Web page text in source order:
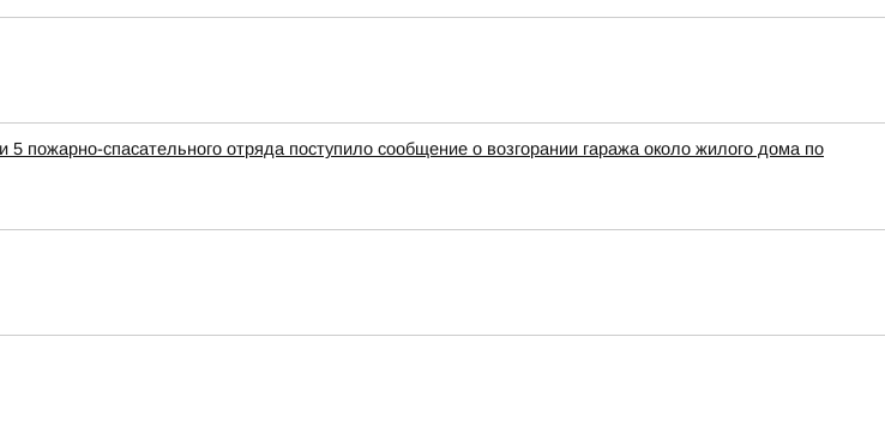
спасательного отряда поступило сообщение о возгорании гаража около жилого дома по